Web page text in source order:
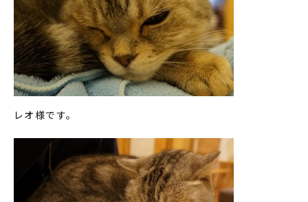
レオ様です。